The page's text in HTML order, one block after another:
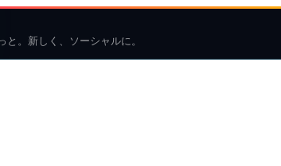
。新しく、ソーシャルに。